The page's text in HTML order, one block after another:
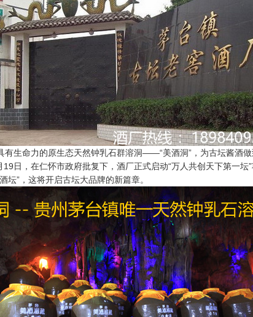
有生命力的原生态天然钟乳石群溶洞——“美酒洞”，为古坛酱酒做
日，在仁怀市政府批复下，酒厂正式启动“万人共创天下第一坛
坛”，这将开启古坛大品牌的新篇章。